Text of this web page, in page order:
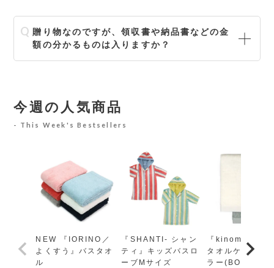
贈り物なのですが、領収書や納品書などの金
額の分かるものは入りますか？
今週の人気商品
This Week's Bestsellers
NEW 『IORINO／
よくすう』バスタオ
ル
『SHANTI- シャン
ティ』キッズバスロ
ーブMサイズ
『kinome-木の
タオルケット レ
ラー(BOX・ギ